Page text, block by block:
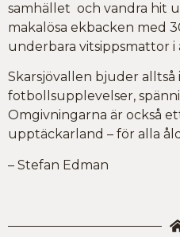
samhället och vandra hit
makalösa ekbacken med
underbara vitsippsmattor i
Skarsjövallen bjuder alltså
fotbollsupplevelser,
Omgivningarna är också
upptäckarland – för alla
– Stefan Edman